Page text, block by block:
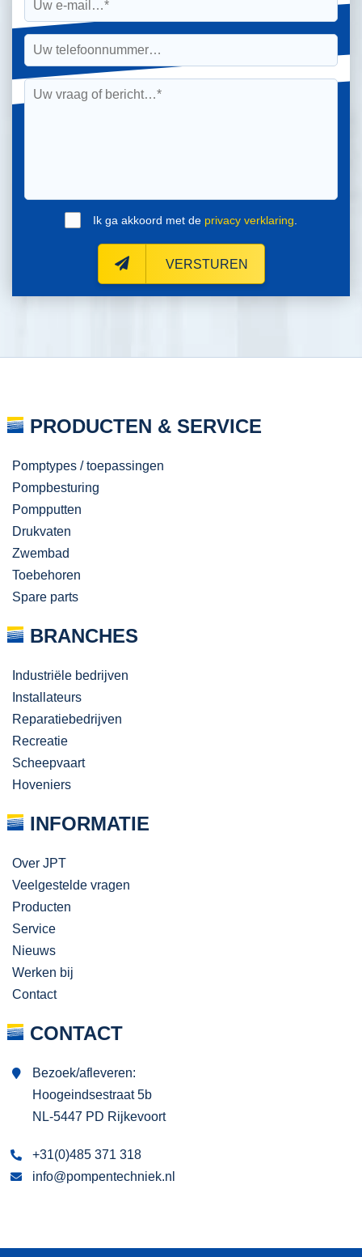
Ik ga akkoord met de privacy verklaring
VERSTUREN
PRODUCTEN & SERVICE
Pomptypes / toepassingen
Pompbesturing
Pompputten
Drukvaten
Zwembad
Toebehoren
Spare parts
BRANCHES
Industriële bedrijven
Installateurs
Reparatiebedrijven
Recreatie
Scheepvaart
Hoveniers
INFORMATIE
Over JPT
Veelgestelde vragen
Producten
Service
Nieuws
Werken bij
Contact
CONTACT
Bezoek/afleveren:
Hoogeindsestraat 5b
NL-5447 PD Rijkevoort
+31(0)485 371 318
info@pompentechniek.nl